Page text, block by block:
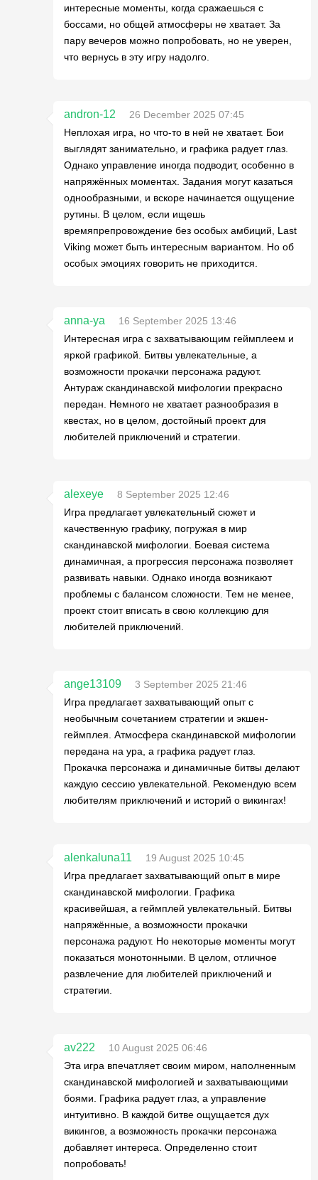
интересные моменты, когда сражаешься с
боссами, но общей атмосферы не хватает. За
пару вечеров можно попробовать, но не уверен,
что вернусь в эту игру надолго.
andron-12
26 December 2025 07:45
Неплохая игра, но что-то в ней не хватает. Бои
выглядят занимательно, и графика радует глаз.
Однако управление иногда подводит, особенно в
напряжённых моментах. Задания могут казаться
однообразными, и вскоре начинается ощущение
рутины. В целом, если ищешь
времяпрепровождение без особых амбиций, Last
Viking может быть интересным вариантом. Но об
особых эмоциях говорить не приходится.
anna-ya
16 September 2025 13:46
Интересная игра с захватывающим геймплеем и
яркой графикой. Битвы увлекательные, а
возможности прокачки персонажа радуют.
Антураж скандинавской мифологии прекрасно
передан. Немного не хватает разнообразия в
квестах, но в целом, достойный проект для
любителей приключений и стратегии.
alexeye
8 September 2025 12:46
Игра предлагает увлекательный сюжет и
качественную графику, погружая в мир
скандинавской мифологии. Боевая система
динамичная, а прогрессия персонажа позволяет
развивать навыки. Однако иногда возникают
проблемы с балансом сложности. Тем не менее,
проект стоит вписать в свою коллекцию для
любителей приключений.
ange13109
3 September 2025 21:46
Игра предлагает захватывающий опыт с
необычным сочетанием стратегии и экшен-
геймплея. Атмосфера скандинавской мифологии
передана на ура, а графика радует глаз.
Прокачка персонажа и динамичные битвы делают
каждую сессию увлекательной. Рекомендую всем
любителям приключений и историй о викингах!
alenkaluna11
19 August 2025 10:45
Игра предлагает захватывающий опыт в мире
скандинавской мифологии. Графика
красивейшая, а геймплей увлекательный. Битвы
напряжённые, а возможности прокачки
персонажа радуют. Но некоторые моменты могут
показаться монотонными. В целом, отличное
развлечение для любителей приключений и
стратегии.
av222
10 August 2025 06:46
Эта игра впечатляет своим миром, наполненным
скандинавской мифологией и захватывающими
боями. Графика радует глаз, а управление
интуитивно. В каждой битве ощущается дух
викингов, а возможность прокачки персонажа
добавляет интереса. Определенно стоит
попробовать!